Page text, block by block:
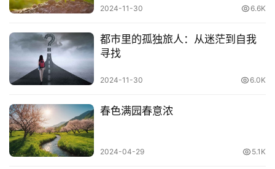
自小聪明好学，跟父亲学得一身好武艺。因其父率兵迎异军
死在战场上，当时沈云英才十七岁，她登上高处大声呼曰：
“我虽然是一个小女子，为完成父亲守城的遗志，我要决一
失地。很快解除了包围，取得了胜利。沈云英找到父亲的尸
体，大声痛哭，全体军民都穿上孝服，参加了葬礼。朝廷下
令追封沉至绪为副总兵，并任命沈云英为游击将军，继续守
卫道州府。后来人们为她建了一座忠孝双全的纪念祠。
2024-11-30 6.6K
都市里的孤独旅人：从迷茫到自我
寻找
2024-11-30 6.0K
春色满园春意浓
2024-04-29 5.1K